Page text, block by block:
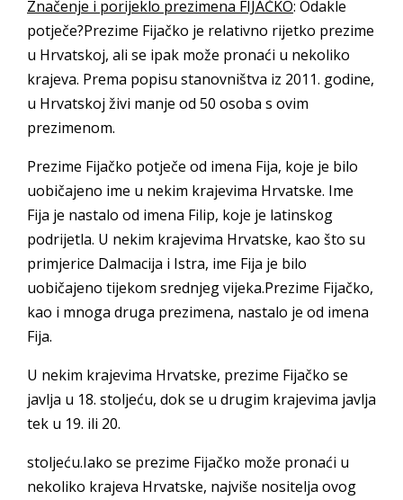
Značenje i porijeklo prezimena FIJAČKO: Odakle
potječe?Prezime Fijačko je relativno rijetko prezime
u Hrvatskoj, ali se ipak može pronaći u nekoliko
krajeva. Prema popisu stanovništva iz 2011. godine,
u Hrvatskoj živi manje od 50 osoba s ovim
prezimenom.
Prezime Fijačko potječe od imena Fija, koje je bilo
uobičajeno ime u nekim krajevima Hrvatske. Ime
Fija je nastalo od imena Filip, koje je latinskog
podrijetla. U nekim krajevima Hrvatske, kao što su
primjerice Dalmacija i Istra, ime Fija je bilo
uobičajeno tijekom srednjeg vijeka.Prezime Fijačko,
kao i mnoga druga prezimena, nastalo je od imena
Fija.
U nekim krajevima Hrvatske, prezime Fijačko se
javlja u 18. stoljeću, dok se u drugim krajevima javlja
tek u 19. ili 20.
stoljeću.Iako se prezime Fijačko može pronaći u
nekoliko krajeva Hrvatske, najviše nositelja ovog